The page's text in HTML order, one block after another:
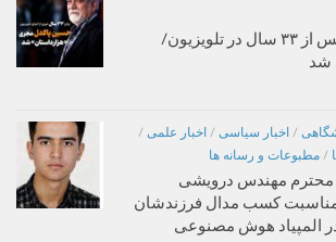
اجرای حسین پاکدل پس از ۳۳ سال در تلویزیون/
شد
/ اخبار سیاسی / اخبار علمی /
/ مطبوعات و رسانه ها
محترم مهندس درویشی
کسب مدال فرزندشان
المپیاد هوش مصنوعی